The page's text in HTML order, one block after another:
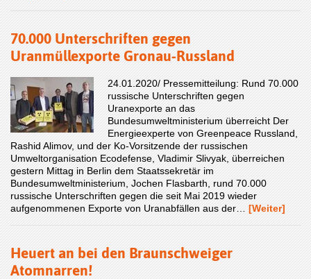
70.000 Unterschriften gegen
Uranmüllexporte Gronau-Russland
24.01.2020/ Pressemitteilung: Rund 70.000
russische Unterschriften gegen
Uranexporte an das
Bundesumweltministerium überreicht Der
Energieexperte von Greenpeace Russland,
Rashid Alimov, und der Ko-Vorsitzende der russischen
Umweltorganisation Ecodefense, Vladimir Slivyak, überreichen
gestern Mittag in Berlin dem Staatssekretär im
Bundesumweltministerium, Jochen Flasbarth, rund 70.000
russische Unterschriften gegen die seit Mai 2019 wieder
aufgenommenen Exporte von Uranabfällen aus der… [Weiter]
Heuert an bei den Braunschweiger
Atomnarren!